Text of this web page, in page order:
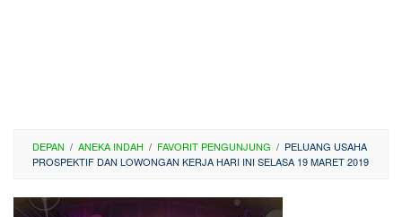
DEPAN / ANEKA INDAH / FAVORIT PENGUNJUNG / PELUANG USAHA
PROSPEKTIF DAN LOWONGAN KERJA HARI INI SELASA 19 MARET 2019